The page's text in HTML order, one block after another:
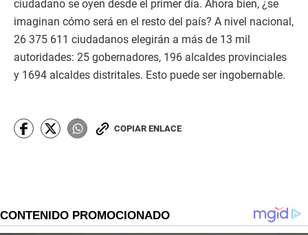
ciudadano se oyen desde el primer día. Ahora bien, ¿se
imaginan cómo será en el resto del país? A nivel nacional,
26 375 611 ciudadanos elegirán a más de 13 mil
autoridades: 25 gobernadores, 196 alcaldes provinciales
y 1694 alcaldes distritales. Esto puede ser ingobernable.
COPIAR ENLACE